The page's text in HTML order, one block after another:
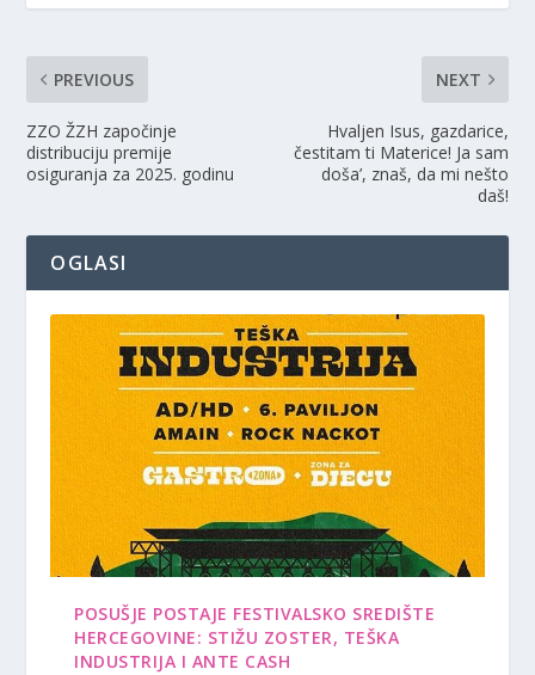
PREVIOUS
ZZO ŽZH započinje
distribuciju premije
osiguranja za 2025. godinu
NEXT
Hvaljen Isus, gazdarice,
čestitam ti Materice! Ja sam
doša’, znaš, da mi nešto
daš!
OGLASI
POSUŠJE POSTAJE FESTIVALSKO SREDIŠTE
HERCEGOVINE: STIŽU ZOSTER, TEŠKA
INDUSTRIJA I ANTE CASH